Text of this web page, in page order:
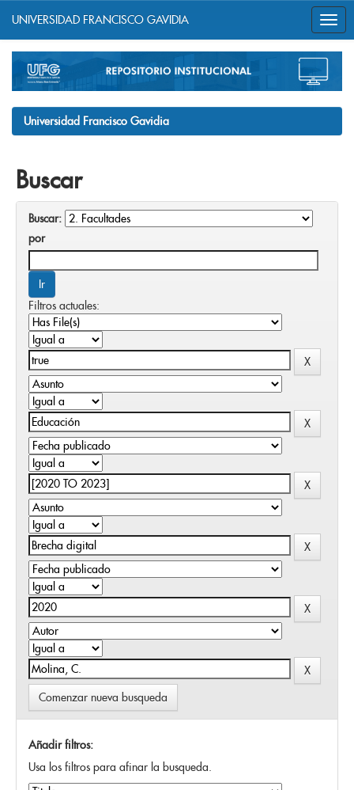
navigation
UNIVERSIDAD FRANCISCO GAVIDIA
Universidad Francisco Gavidia
Buscar
Buscar:
por
Filtros actuales:
Comenzar nueva busqueda
Añadir filtros:
Usa los filtros para afinar la busqueda.